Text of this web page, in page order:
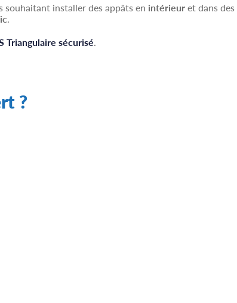
souhaitant installer des appâts en intérieuret dans des
.
Triangulaire sécurisé.
?